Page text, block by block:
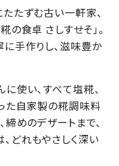
たずむ古い一軒家、
食卓 さしすせそ」。
手作りし、滋味豊か
使い、すべて塩糀、
た自家製の糀調味料
めのデザートまで、
どれもやさしく深い